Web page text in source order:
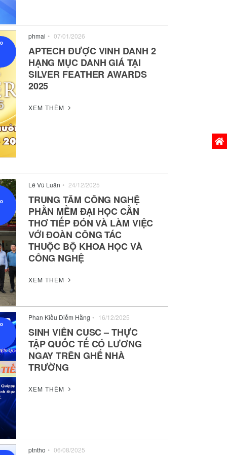
phmai • 07/01/2026
APTECH ĐƯỢC VINH DANH 2
HẠNG MỤC DANH GIÁ TẠI
SILVER FEATHER AWARDS
2025
XEM THÊM
Lê Vũ Luân • 24/12/2025
TRUNG TÂM CÔNG NGHỆ
PHẦN MỀM ĐẠI HỌC CẦN
THƠ TIẾP ĐÓN VÀ LÀM VIỆC
VỚI ĐOÀN CÔNG TÁC
THUỘC BỘ KHOA HỌC VÀ
CÔNG NGHỆ
XEM THÊM
Phan Kiều Diễm Hằng • 16/12/2025
SINH VIÊN CUSC – THỰC
TẬP QUỐC TẾ CÓ LƯƠNG
NGAY TRÊN GHẾ NHÀ
TRƯỜNG
XEM THÊM
ptntho • 06/08/2025